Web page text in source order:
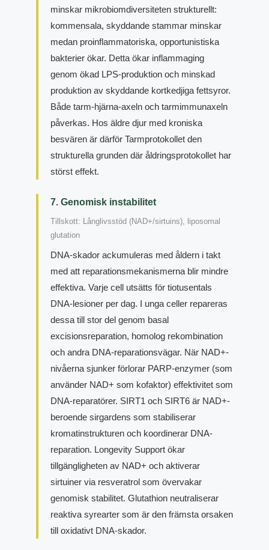
minskar mikrobiomdiversiteten strukturellt:
kommensala, skyddande stammar minskar
medan proinflammatoriska, opportunistiska
bakterier ökar. Detta ökar inflammaging
genom ökad LPS-produktion och minskad
produktion av skyddande kortkedjiga fettsyror.
Både tarm-hjärna-axeln och tarmimmunaxeln
påverkas. Hos äldre djur med kroniska
besvären är därför Tarmprotokollet den
strukturella grunden där åldringsprotokollet har
störst effekt.
7. Genomisk instabilitet
Tillskott: Långlivsstöd (NAD+/sirtuins), liposomal
glutation
DNA-skador ackumuleras med åldern i takt
med att reparationsmekanismerna blir mindre
effektiva. Varje cell utsätts för tiotusentals
DNA-lesioner per dag. I unga celler repareras
dessa till stor del genom basal
excisionsreparation, homolog rekombination
och andra DNA-reparationsvägar. När NAD+-
nivåerna sjunker förlorar PARP-enzymer (som
använder NAD+ som kofaktor) effektivitet som
DNA-reparatörer. SIRT1 och SIRT6 är NAD+-
beroende sirgardens som stabiliserar
kromatinstrukturen och koordinerar DNA-
reparation. Longevity Support ökar
tillgängligheten av NAD+ och aktiverar
sirtuiner via resveratrol som övervakar
genomisk stabilitet. Glutathion neutraliserar
reaktiva syrearter som är den främsta orsaken
till oxidativt DNA-skador.